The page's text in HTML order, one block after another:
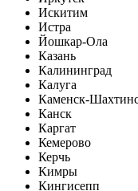
Искитим
Истра
Йошкар-Ола
Казань
Калининград
Калуга
Каменск-
Канск
Каргат
Кемерово
Керчь
Кимры
Кингисепп